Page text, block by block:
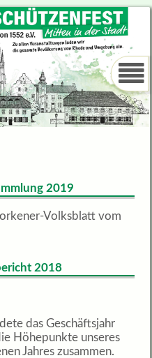
2019
Volksblatt vom
2018
das Geschäftsjahr
Höhepunkte unseres
Jahres zusammen.